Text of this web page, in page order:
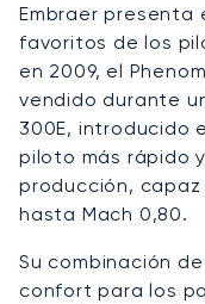
Embraer presenta
favoritos de los
en 2009, el
vendido durante
300E, introducido
piloto más rápido
producción,
hasta Mach 0,80.
Su combinación
confort para los